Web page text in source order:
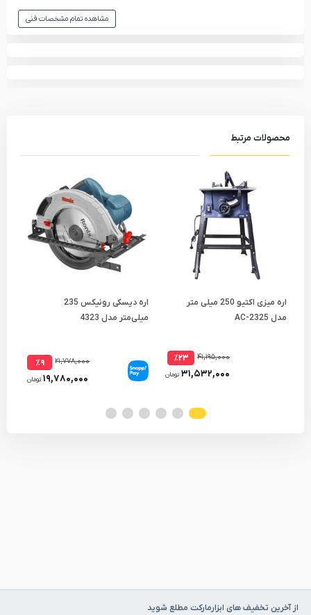
مشاهده تمام مشخصات فنی
محصولات مرتبط
اره میزی اکتیو 250 میلی متر
مدل AC-2325
۴۱,۱۹۵,۰۰۰ ٪۲۳
۳۱,۵۳۲,۰۰۰ تومان
اره دیسکی رونیکس 235
میلی‌متر مدل 4323
۲۱,۷۷۸,۰۰۰ ٪۹
۱۹,۷۸۰,۰۰۰ تومان
از آخرین تخفیف های ابزارمارکت مطلع شوید